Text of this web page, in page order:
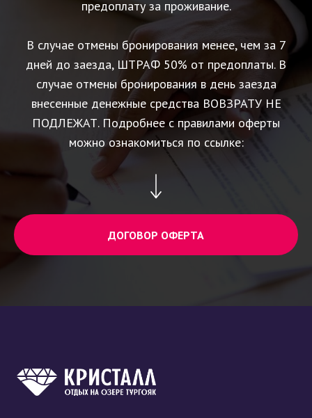
предоплату за проживание.
В случае отмены бронирования менее, чем за 7
дней до заезда, ШТРАФ 50% от предоплаты. В
случае отмены бронирования в день заезда
внесенные денежные средства ВОВЗРАТУ НЕ
ПОДЛЕЖАТ. Подробнее с правилами оферты
можно ознакомиться по ссылке:
ДОГОВОР ОФЕРТА